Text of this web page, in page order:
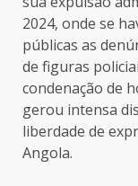
2024, onde se
públicas as
de figuras
condenação de
gerou intensa
liberdade de
Angola.